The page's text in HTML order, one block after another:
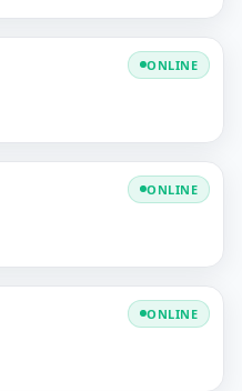
ONLINE
ONLINE
ONLINE